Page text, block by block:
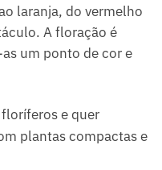
laranja, do vermelho
A floração é
um ponto de cor e
e quer
plantas compactas e